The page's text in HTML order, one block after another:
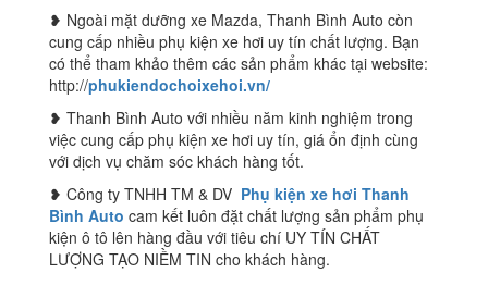
❥ Ngoài mặt dưỡng xe Mazda, Thanh Bình Auto còn
cung cấp nhiều phụ kiện xe hơi uy tín chất lượng. Bạn
có thể tham khảo thêm các sản phẩm khác tại website:
http://phukiendochoixehoi.vn/
❥ Thanh Bình Auto với nhiều năm kinh nghiệm trong
việc cung cấp phụ kiện xe hơi uy tín, giá ổn định cùng
với dịch vụ chăm sóc khách hàng tốt.
❥ Công ty TNHH TM & DV Phụ kiện xe hơi Thanh
Bình Auto cam kết luôn đặt chất lượng sản phẩm phụ
kiện ô tô lên hàng đầu với tiêu chí UY TÍN CHẤT
LƯỢNG TẠO NIỀM TIN cho khách hàng.